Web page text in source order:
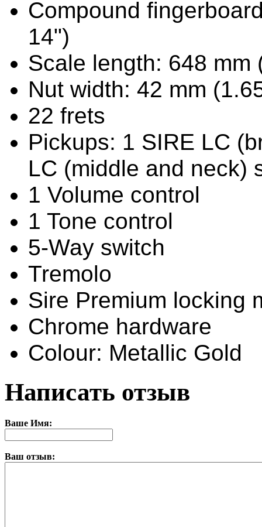
Compound
14")
Scale length: 648 mm
Nut width: 42 mm
22 frets
Pickups: 1 SIRE LC
LC (middle and neck)
1 Volume control
1 Tone control
5-Way switch
Tremolo
Sire Premium locking
Chrome hardware
Colour: Metallic Gold
Написать отзыв
Ваше Имя:
Ваш отзыв: